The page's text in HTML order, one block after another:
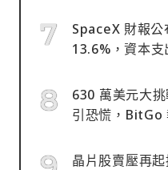
SpaceX 財報
13.6%，資本
630 萬美元大
引恐慌，BitGo
晶片股賣壓再